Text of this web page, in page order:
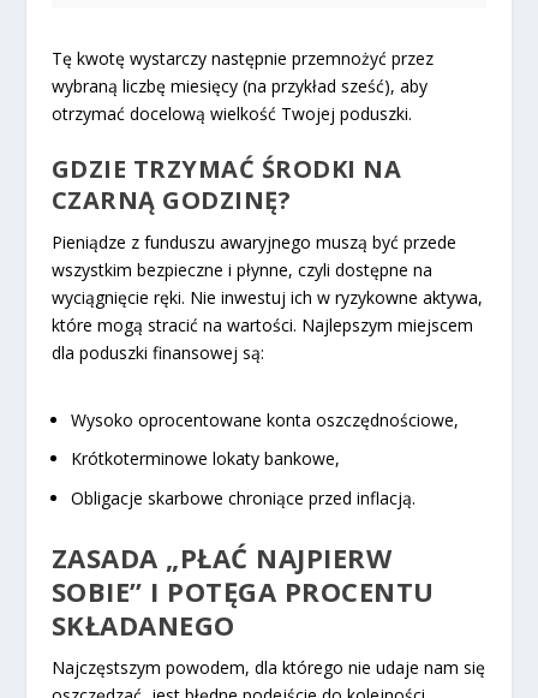
Tę kwotę wystarczy następnie przemnożyć przez
wybraną liczbę miesięcy (na przykład sześć), aby
otrzymać docelową wielkość Twojej poduszki.
GDZIE TRZYMAĆ ŚRODKI NA
CZARNĄ GODZINĘ?
Pieniądze z funduszu awaryjnego muszą być przede
wszystkim bezpieczne i płynne, czyli dostępne na
wyciągnięcie ręki. Nie inwestuj ich w ryzykowne aktywa,
które mogą stracić na wartości. Najlepszym miejscem
dla poduszki finansowej są:
Wysoko oprocentowane konta oszczędnościowe,
Krótkoterminowe lokaty bankowe,
Obligacje skarbowe chroniące przed inflacją.
ZASADA „PŁAĆ NAJPIERW
SOBIE” I POTĘGA PROCENTU
SKŁADANEGO
Najczęstszym powodem, dla którego nie udaje nam się